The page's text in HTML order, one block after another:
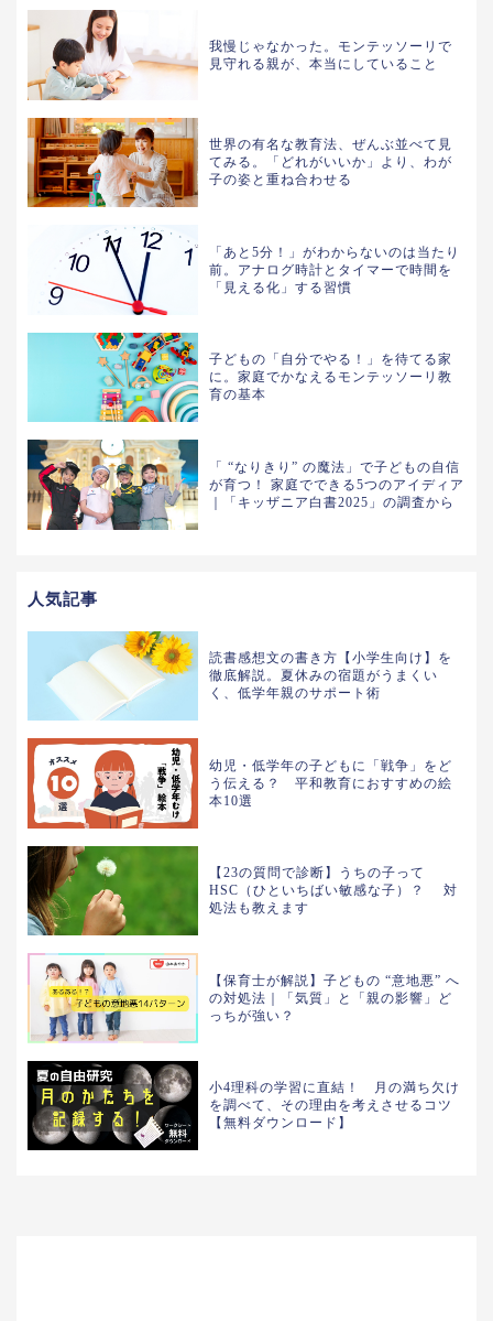
我慢じゃなかった。モンテッソーリで
見守れる親が、本当にしていること
世界の有名な教育法、ぜんぶ並べて見
てみる。「どれがいいか」より、わが
子の姿と重ね合わせる
「あと5分！」がわからないのは当たり
前。アナログ時計とタイマーで時間を
「見える化」する習慣
子どもの「自分でやる！」を待てる家
に。家庭でかなえるモンテッソーリ教
育の基本
「 “なりきり” の魔法」で子どもの自信
が育つ！ 家庭でできる5つのアイディア
｜「キッザニア白書2025」の調査から
人気記事
読書感想文の書き方【小学生向け】を
徹底解説。夏休みの宿題がうまくい
く、低学年親のサポート術
幼児・低学年の子どもに「戦争」をど
う伝える？ 平和教育におすすめの絵
本10選
【23の質問で診断】うちの子って
HSC（ひといちばい敏感な子）？ 対
処法も教えます
【保育士が解説】子どもの “意地悪” へ
の対処法｜「気質」と「親の影響」ど
っちが強い？
小4理科の学習に直結！ 月の満ち欠け
を調べて、その理由を考えさせるコツ
【無料ダウンロード】